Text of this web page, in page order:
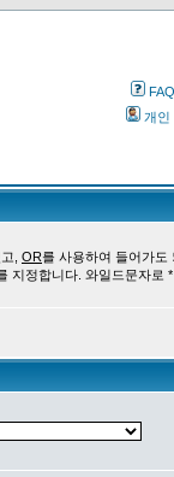
FAQ
개인
, OR를 사용하여 들어가도
지정합니다. 와일드문자로